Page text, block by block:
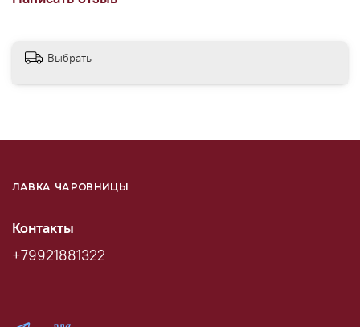
Выбрать
ЛАВКА ЧАРОВНИЦЫ
Контакты
+79921881322